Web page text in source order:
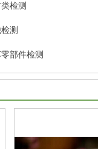
检测
测
部件检测